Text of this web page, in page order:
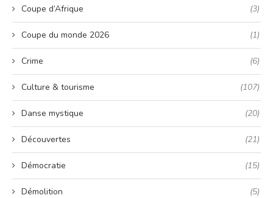
Coupe d’Afrique (3)
Coupe du monde 2026 (1)
Crime (6)
Culture & tourisme (107)
Danse mystique (20)
Découvertes (21)
Démocratie (15)
Démolition (5)